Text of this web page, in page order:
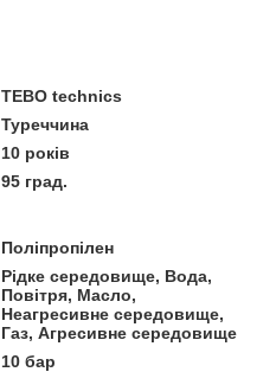
TEBO technics
Туреччина
10 років
95 град.
Поліпропілен
Рідке середовище, Вода,
Повітря, Масло,
Неагресивне середовище,
Газ, Агресивне середовище
10 бар